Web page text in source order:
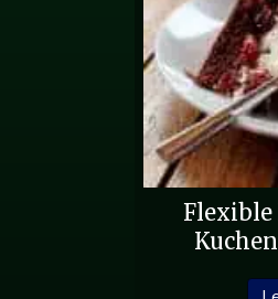
Flexible